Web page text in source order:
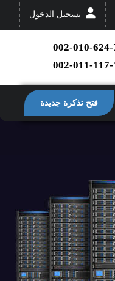
تسجيل الدخول
فتح تذكرة جديدة